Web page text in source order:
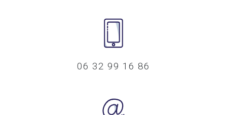
06 32 99 16 86